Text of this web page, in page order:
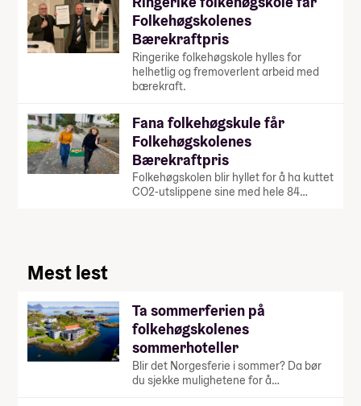
Folkehøgskolenes
Bærekraftpris
Ringerike folkehøgskole hylles for
helhetlig og fremoverlent arbeid med
bærekraft.
Fana folkehøgskule får
Folkehøgskolenes
Bærekraftpris
Folkehøgskolen blir hyllet for å ha kuttet
CO2-utslippene sine med hele 84…
Mest lest
Ta sommerferien på
folkehøgskolenes
sommerhoteller
Blir det Norgesferie i sommer? Da bør
du sjekke mulighetene for å…